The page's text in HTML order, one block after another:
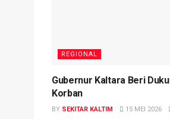
REGIONAL
Gubernur Kaltara Beri
Korban
BY SEKITAR KALTIM 15 MEI 2026